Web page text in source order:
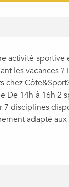
activité
les vacances ?
chez
De 14h à 16h 2
7 disciplines
adapté aux